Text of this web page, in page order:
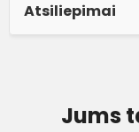
Atsiliepimai
Jums